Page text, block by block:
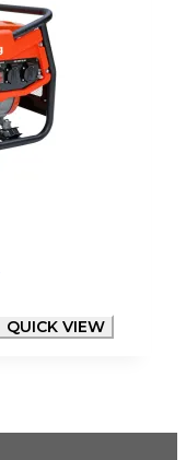
QUICK VIEW